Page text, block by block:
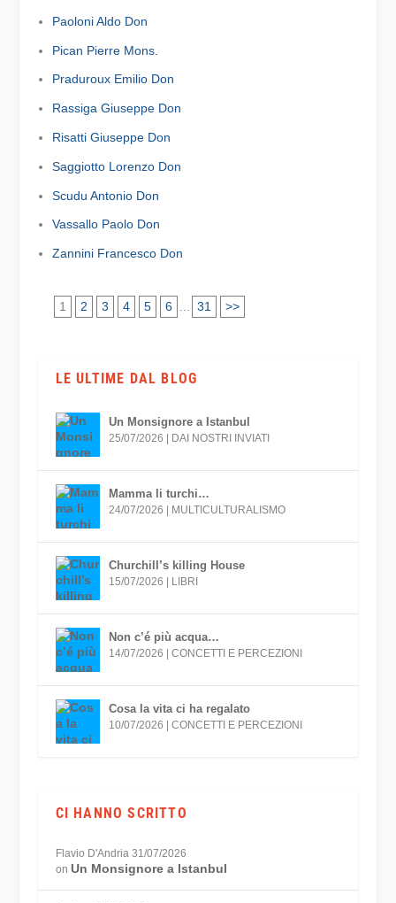
Paoloni Aldo Don
Pican Pierre Mons.
Praduroux Emilio Don
Rassiga Giuseppe Don
Risatti Giuseppe Don
Saggiotto Lorenzo Don
Scudu Antonio Don
Vassallo Paolo Don
Zannini Francesco Don
1 2 3 4 5 6 31 >>
LE ULTIME DAL BLOG
Un Monsignore a Istanbul
25/07/2026 | DAI NOSTRI INVIATI
Mamma li turchi…
24/07/2026 | MULTICULTURALISMO
Churchill’s killing House
15/07/2026 | LIBRI
Non c’é più acqua…
14/07/2026 | CONCETTI E PERCEZIONI
Cosa la vita ci ha regalato
10/07/2026 | CONCETTI E PERCEZIONI
CI HANNO SCRITTO
Flavio D'Andria 31/07/2026
on Un Monsignore a Istanbul